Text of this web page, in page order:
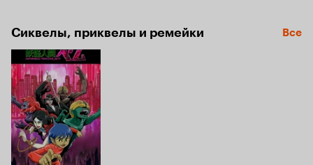
Сиквелы, приквелы и ремейки Все